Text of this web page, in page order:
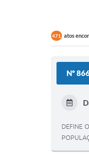
471 atos
Nº
DEFINE